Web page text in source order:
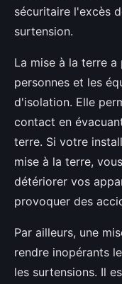
sécuritaire l'excès
surtension.
La mise à la terre
personnes et les
d'isolation. Elle
contact en
terre. Si votre
mise à la terre,
détériorer vos
provoquer des
Par ailleurs, une
rendre inopérants
les surtensions. Il